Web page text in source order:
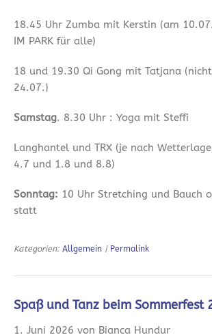
18.45 Uhr Zumba mit Kerstin (am
IM PARK für alle)
18 und 19.30 Qi Gong mit Tatjana
24.07.)
Samstag. 8.30 Uhr : Yoga mit Steffi
Langhantel und TRX (je nach
4.7 und 1.8 und 8.8)
Sonntag: 10 Uhr Stretching und Bauch
statt
Kategorien: Allgemein | Permalink
Spaß und Tanz beim Sommerfest
1. Juni 2026 von Bianca Hundur